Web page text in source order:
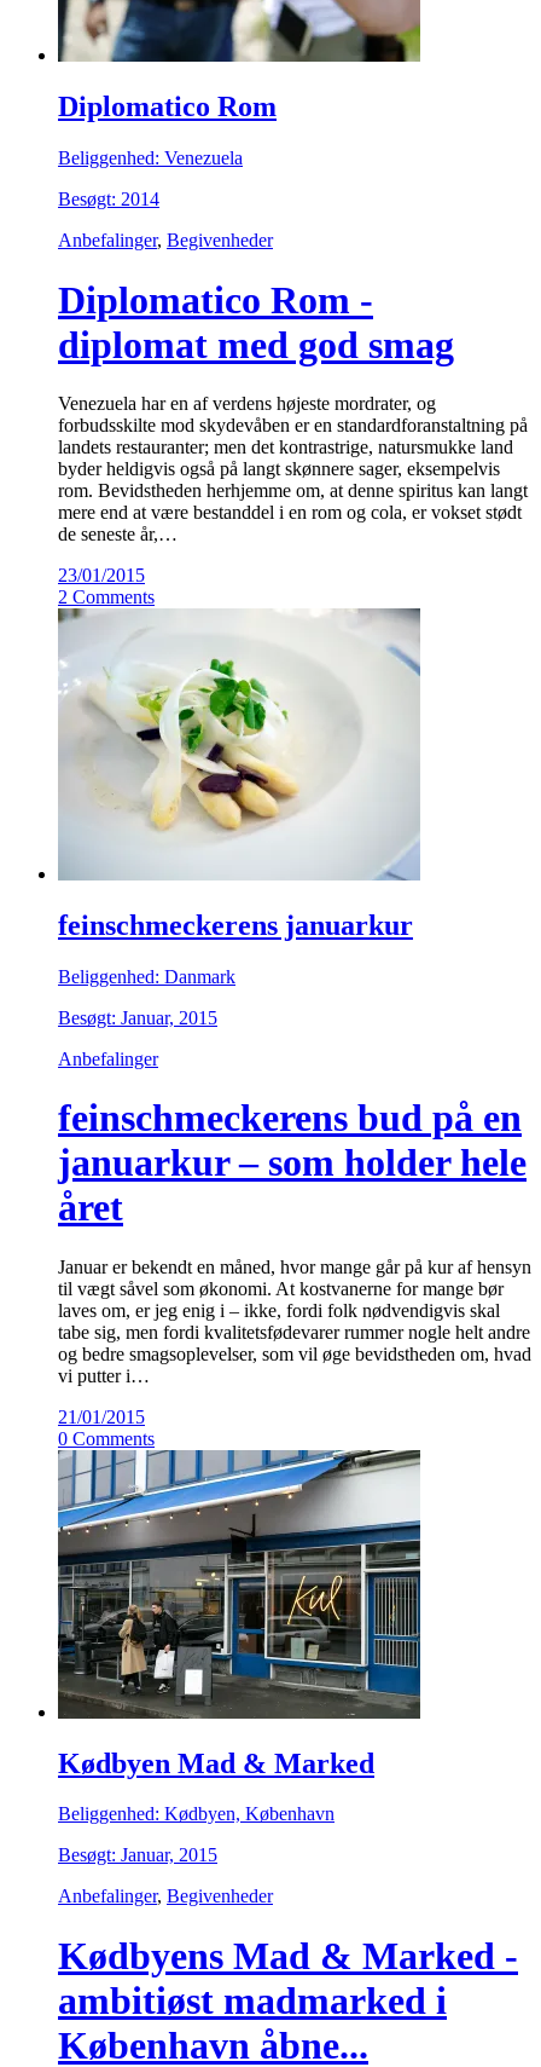
Diplomatico Rom
Beliggenhed: Venezuela
Besøgt: 2014
Anbefalinger, Begivenheder
Diplomatico Rom -
diplomat med god smag
Venezuela har en af verdens højeste mordrater, og
forbudsskilte mod skydevåben er en standardforanstaltning på
landets restauranter; men det kontrastrige, natursmukke land
byder heldigvis også på langt skønnere sager, eksempelvis
rom. Bevidstheden herhjemme om, at denne spiritus kan langt
mere end at være bestanddel i en rom og cola, er vokset stødt
de seneste år,…
23/01/2015
2 Comments
feinschmeckerens januarkur
Beliggenhed: Danmark
Besøgt: Januar, 2015
Anbefalinger
feinschmeckerens bud på en
januarkur – som holder hele
året
Januar er bekendt en måned, hvor mange går på kur af hensyn
til vægt såvel som økonomi. At kostvanerne for mange bør
laves om, er jeg enig i – ikke, fordi folk nødvendigvis skal
tabe sig, men fordi kvalitetsfødevarer rummer nogle helt andre
og bedre smagsoplevelser, som vil øge bevidstheden om, hvad
vi putter i…
21/01/2015
0 Comments
Kødbyen Mad & Marked
Beliggenhed: Kødbyen, København
Besøgt: Januar, 2015
Anbefalinger, Begivenheder
Kødbyens Mad & Marked -
ambitiøst madmarked i
København åbne...